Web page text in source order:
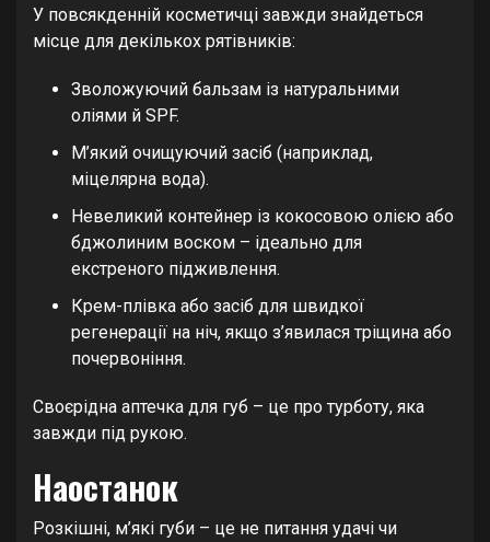
У повсякденній косметичці завжди знайдеться
місце для декількох рятівників:
Зволожуючий бальзам із натуральними
оліями й SPF.
М’який очищуючий засіб (наприклад,
міцелярна вода).
Невеликий контейнер із кокосовою олією або
бджолиним воском – ідеально для
екстреного підживлення.
Крем-плівка або засіб для швидкої
регенерації на ніч, якщо з’явилася тріщина або
почервоніння.
Своєрідна аптечка для губ – це про турботу, яка
завжди під рукою.
Наостанок
Розкішні, м’які губи – це не питання удачі чи